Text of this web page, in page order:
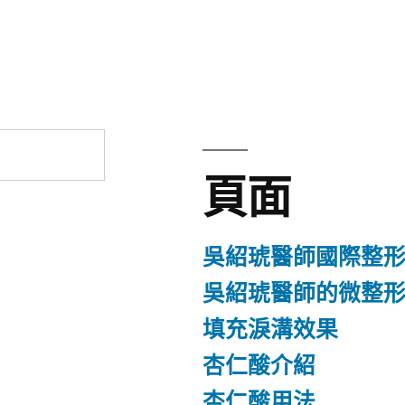
頁面
吳紹琥醫師國際整
吳紹琥醫師的微整
填充淚溝效果
杏仁酸介紹